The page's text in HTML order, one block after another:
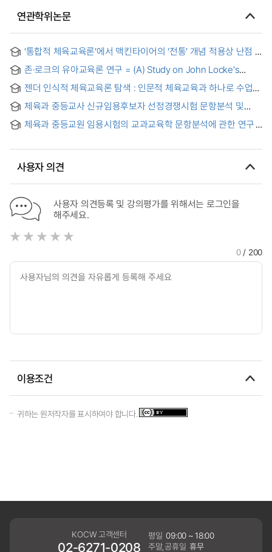
연관학위논문
‘통합적 체육교육론’에서 맥킨타이어의 ‘전통’ 개념 적용상 난점 =
The Difficulties on Applying MacIntyre’s Concept on
‘Tradition’ in ‘Integrative Sport Teaching Theory’
존·로크의 유아교육론 연구 = (A) Study on John Locke's
Theory of Early Childhood Education
젠더 인식적 체육교육론 탐색 : 인문적 체육교육과 하나로 수업
모형의 가능성
체육과 중등교사 신규임용후보자 선정경쟁시험 문항분석 및
지향성 탐색
체육과 중등교원 임용시험의 교과교육학 문항분석에 관한 연구
사용자 의견
사용자 의견등록 및 강의평가를 위해서는 로그인을
해주세요.
0/ 200
이용조건
귀하는 원저작자를 표시하여야 합니다.
KOCW 고객센터
02-6271-0208
평일 09:00 ~ 18:00
주말,공휴일 휴무